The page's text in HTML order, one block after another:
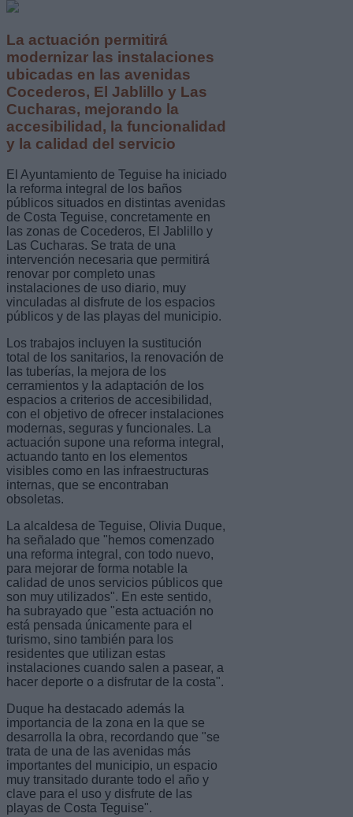
La actuación permitirá
modernizar las instalaciones
ubicadas en las avenidas
Cocederos, El Jablillo y Las
Cucharas, mejorando la
accesibilidad, la funcionalidad
y la calidad del servicio
El Ayuntamiento de Teguise ha iniciado
la reforma integral de los baños
públicos situados en distintas avenidas
de Costa Teguise, concretamente en
las zonas de Cocederos, El Jablillo y
Las Cucharas. Se trata de una
intervención necesaria que permitirá
renovar por completo unas
instalaciones de uso diario, muy
vinculadas al disfrute de los espacios
públicos y de las playas del municipio.
Los trabajos incluyen la sustitución
total de los sanitarios, la renovación de
las tuberías, la mejora de los
cerramientos y la adaptación de los
espacios a criterios de accesibilidad,
con el objetivo de ofrecer instalaciones
modernas, seguras y funcionales. La
actuación supone una reforma integral,
actuando tanto en los elementos
visibles como en las infraestructuras
internas, que se encontraban
obsoletas.
La alcaldesa de Teguise, Olivia Duque,
ha señalado que "hemos comenzado
una reforma integral, con todo nuevo,
para mejorar de forma notable la
calidad de unos servicios públicos que
son muy utilizados". En este sentido,
ha subrayado que "esta actuación no
está pensada únicamente para el
turismo, sino también para los
residentes que utilizan estas
instalaciones cuando salen a pasear, a
hacer deporte o a disfrutar de la costa".
Duque ha destacado además la
importancia de la zona en la que se
desarrolla la obra, recordando que "se
trata de una de las avenidas más
importantes del municipio, un espacio
muy transitado durante todo el año y
clave para el uso y disfrute de las
playas de Costa Teguise".